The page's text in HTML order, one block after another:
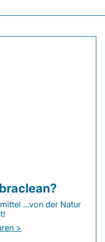
...von der Natur
>